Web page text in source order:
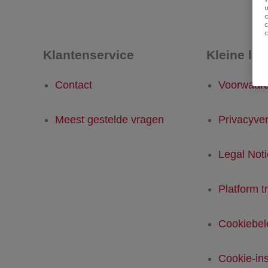
Klantenservice
Contact
Meest gestelde vragen
Kleine
Legal
Platform
Cookie-